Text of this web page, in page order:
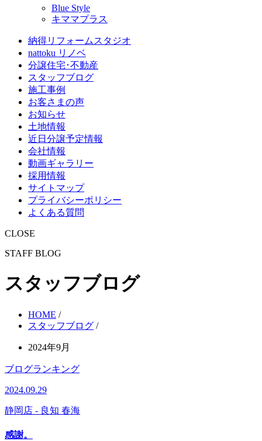
Blue Style
キママプラス
納得リフォームスタジオ
nattoku リノベ
分譲住宅･不動産
スタッフブログ
施工事例
お客さまの声
お知らせ
土地情報
近日分譲予定情報
会社情報
動画ギャラリー
採用情報
サイトマップ
プライバシーポリシー
よくある質問
CLOSE
STAFF BLOG
スタッフブログ
HOME /
スタッフブログ /
2024年9月
ブログランキング
2024.09.29
静岡店 - 良知 春海
感謝。